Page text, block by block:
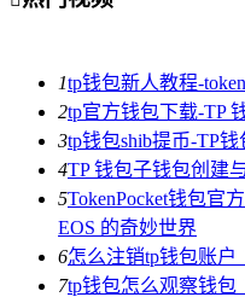
1tp钱包新人教程-
2tp官方钱包下载-TP
3tp钱包shib提币-TP
4TP 钱包子钱包创建
5TokenPocket钱包官
EOS 的奇妙世界
6怎么注销tp钱包账户
7tp钱包怎么观察钱包